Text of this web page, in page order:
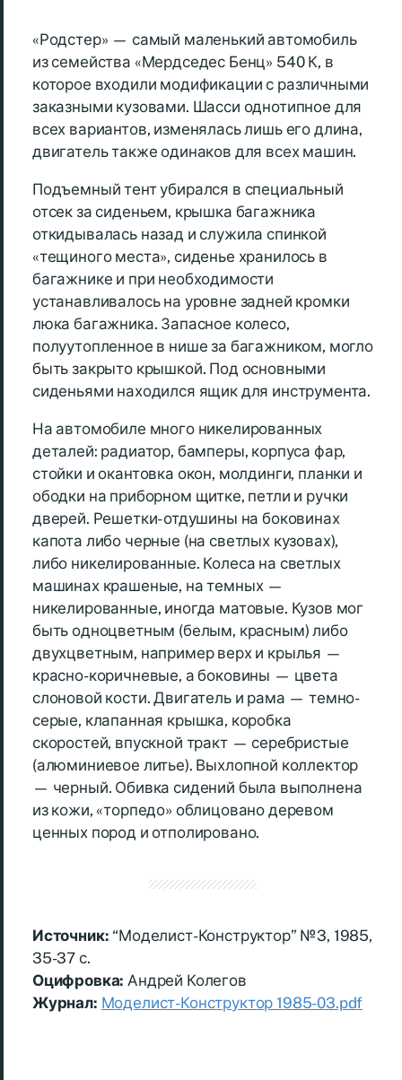
«Родстер» — самый маленький автомобиль
из семейства «Мердседес Бенц» 540 К, в
которое входили модификации с различными
заказными кузовами. Шасси однотипное для
всех вариантов, изменялась лишь его длина,
двигатель также одинаков для всех машин.
Подъемный тент убирался в специальный
отсек за сиденьем, крышка багажника
откидывалась назад и служила спинкой
«тещиного места», сиденье хранилось в
багажнике и при необходимости
устанавливалось на уровне задней кромки
люка багажника. Запасное колесо,
полуутопленное в нише за багажником, могло
быть закрыто крышкой. Под основными
сиденьями находился ящик для инструмента.
На автомобиле много никелированных
деталей: радиатор, бамперы, корпуса фар,
стойки и окантовка окон, молдинги, планки и
ободки на приборном щитке, петли и ручки
дверей. Решетки- отдушины на боковинах
капота либо черные (на светлых кузовах),
либо никелированные. Колеса на светлых
машинах крашеные, на темных —
никелированные, иногда матовые. Кузов мог
быть одноцветным (белым, красным) либо
двухцветным, например верх и крылья —
красно-коричневые, а боковины — цвета
слоновой кости. Двигатель и рама — темно-
серые, клапанная крышка, коробка
скоростей, впускной тракт — серебристые
(алюминиевое литье). Выхлопной коллектор
— черный. Обивка сидений была выполнена
из кожи, «торпедо» облицовано деревом
ценных пород и отполировано.
Источник: “Моделист-Конструктор” №3, 1985,
35-37 с.
Оцифровка: Андрей Колегов
Журнал: Моделист-Конструктор 1985-03.pdf